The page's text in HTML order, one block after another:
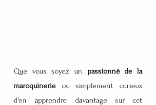
Que vous soyez un passionné de la
maroquinerie ou simplement curieux
d'en apprendre davantage sur cet